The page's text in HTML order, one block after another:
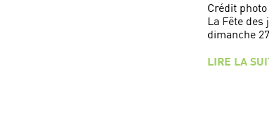
Crédit
La Fête des
dimanche 27
LIRE LA